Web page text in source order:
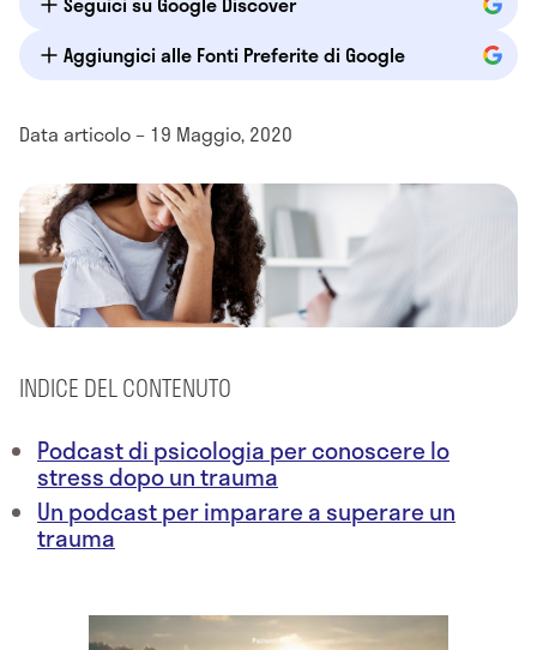
Aggiungici alle Fonti Preferite di Google
Data articolo – 19 Maggio, 2020
INDICE DEL CONTENUTO
Podcast di psicologia per conoscere lo
stress dopo un trauma
Un podcast per imparare a superare un
trauma